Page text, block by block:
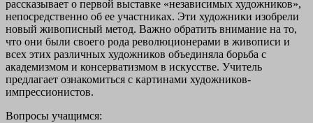
рассказывает о первой выставке «независимых художников»,
непосредственно об ее участниках. Эти художники изобрели
новый живописный метод. Важно обратить внимание на то,
что они были своего рода революционерами в живописи и
всех этих различных художников объединяла борьба с
академизмом и консерватизмом в искусстве. Учитель
предлагает ознакомиться с картинами художников-
импрессионистов.
Вопросы учащимся: